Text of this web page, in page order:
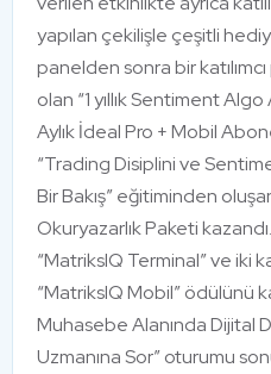
yapılan çekilişle çeşitli
panelden sonra bir
olan “1 yıllık Sentiment
Aylık İdeal Pro + Mobil
“Trading Disiplini ve
Bir Bakış” eğitiminden
Okuryazarlık Paketi kazandı.
“MatriksIQ Terminal” ve iki
“MatriksIQ Mobil” ödülünü
Muhasebe Alanında Dijital
Uzmanına Sor” oturumu